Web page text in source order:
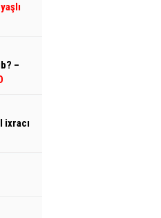
–
ixracı